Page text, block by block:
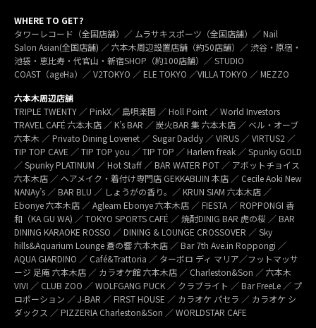
WHERE TO GET?
タワーレコード（全国店舗）／ ムラサキスポーツ（全国店舗）／ Nail
Salon Asian(全国店舗) ／ 六本木周辺設置店舗（約50店舗）／ 渋谷・原宿・
池袋・恵比寿・代官山・新宿SHOP（約100店舗）／ STUDIO
COAST（ageHa）／ V2TOKYO ／ ELE TOKYO ／VILLA TOKYO ／ MEZZO
六本木周辺店舗
TRIPLE TWENTY ／ PinkX／ 島唄楽園 ／ Holl Point ／ World Investors
TRAVEL CAFÉ 六本木店 ／ K’s BAR ／ 炭火BAR 集 六本木店 ／ ベル・オーブ
六本木 ／ Privato Dining Lovenet ／ Sugar Daddy ／ VIRUS ／ VIRTUS2 ／
TIP TOP CAVE ／ TIP TOP you ／ TIP TOP ／ Harlem freak ／ Spunky GOLD
／ Spunky PLATINUM ／ Hot Staff ／ BAR WATER POT ／ アボットチョイス
六本木店 ／ ヘアメイク・着付け専門店 GEKKABIJIN 本店 ／ Cecile Aoki New
NANAy’s ／ BAR BLU ／ しょうがの香り。／ KRUN SIAM 六本木店 ／
Ebonye 六本木店 ／ Agleam Ebonye 六本木店 ／ FIESTA ／ ROPPONGI 香
和（KA GU WA) ／ TOKYO SPORTS CAFÉ ／ 焼酎DINIG BAR 虎の桜 ／ BAR
DINING KARAOKE ROSSO ／ DINING & LOUNGE CROSSOVER ／ Sky
hills&Aquarium Lounge 蒼の響 六本木店 ／ Bar 7th Ave.in Roppongi ／
AQUA GIARDINO ／ Café&Trattoria ／ ターボロ ディ マリア／フットマッサ
ージ 足庵 六本木店 ／ カラオケ館 六本木店 ／ Charleston&Son ／ 六本木
VIVI ／ CLUB ZOO ／ WOLFGANG PUCK ／ クラブライト ／ Bar FreeLe ／ プ
ロポーション ／ J-BAR ／ FIRST HOUSE ／ カラオケ パセラ ／ カラオケ シ
ダックス ／ PIZZERIA Charleston&Son ／ WORLDSTAR CAFE